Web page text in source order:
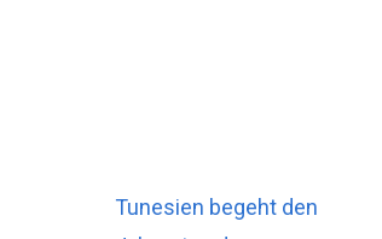
Tunesien begeht den